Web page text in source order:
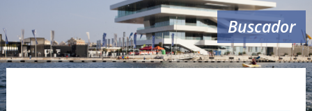
▼
Valencia en deporte ▼
Buscador
plazas